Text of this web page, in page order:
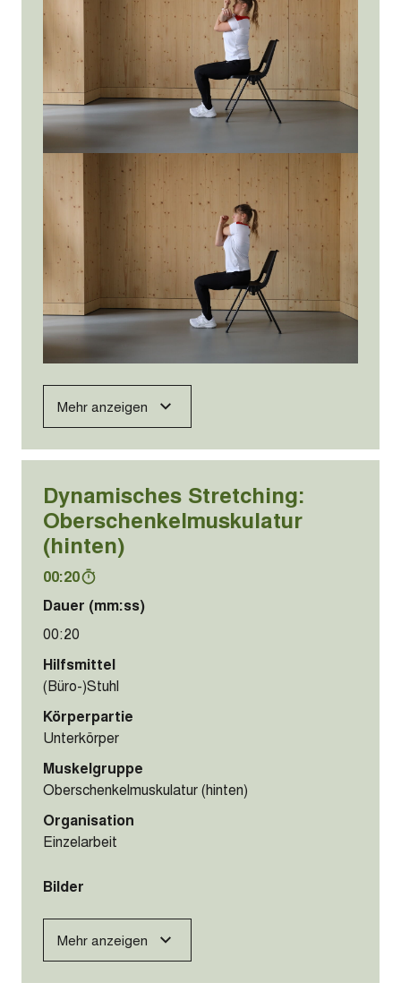
Mehr anzeigen
Dynamisches Stretching:
Oberschenkelmuskulatur
(hinten)
00:20
Dauer (mm:ss)
00:20
Hilfsmittel
(Büro-)Stuhl
Körperpartie
Unterkörper
Muskelgruppe
Oberschenkelmuskulatur (hinten)
Organisation
Einzelarbeit
Bilder